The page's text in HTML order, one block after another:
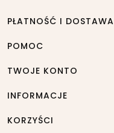
PŁATNOŚĆ I DOSTAWA
POMOC
TWOJE KONTO
INFORMACJE
KORZYŚCI